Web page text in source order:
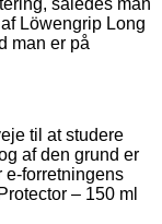
Löwengrip Long
man er på
til at studere
af den grund er
forretningens
– 150 ml